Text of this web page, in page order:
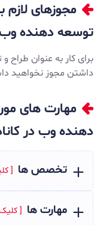
مجوزهای لازم
توسعه دهنده وب
برای کار به عنوان طراح
داشتن مجوز نخواهید
مهارت ‌های
دهنده وب در
تخصص ها
مهارت ها